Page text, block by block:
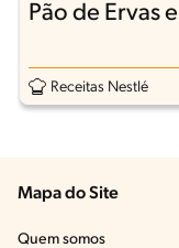
Pão de Ervas
Receitas Nestlé
Mapa do Site
Quem somos